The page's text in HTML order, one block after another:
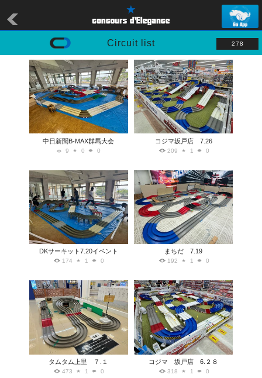
Circuit list 278
中日新聞B-MAX群馬大会
9 0 0
コジマ坂戸店 7.26
209 1 0
DKサーキット7.20イベント
174 1 0
まちだ 7.19
192 1 0
タムタム上里 ７.１
473 1 0
コジマ 坂戸店 6.２８
318 1 0